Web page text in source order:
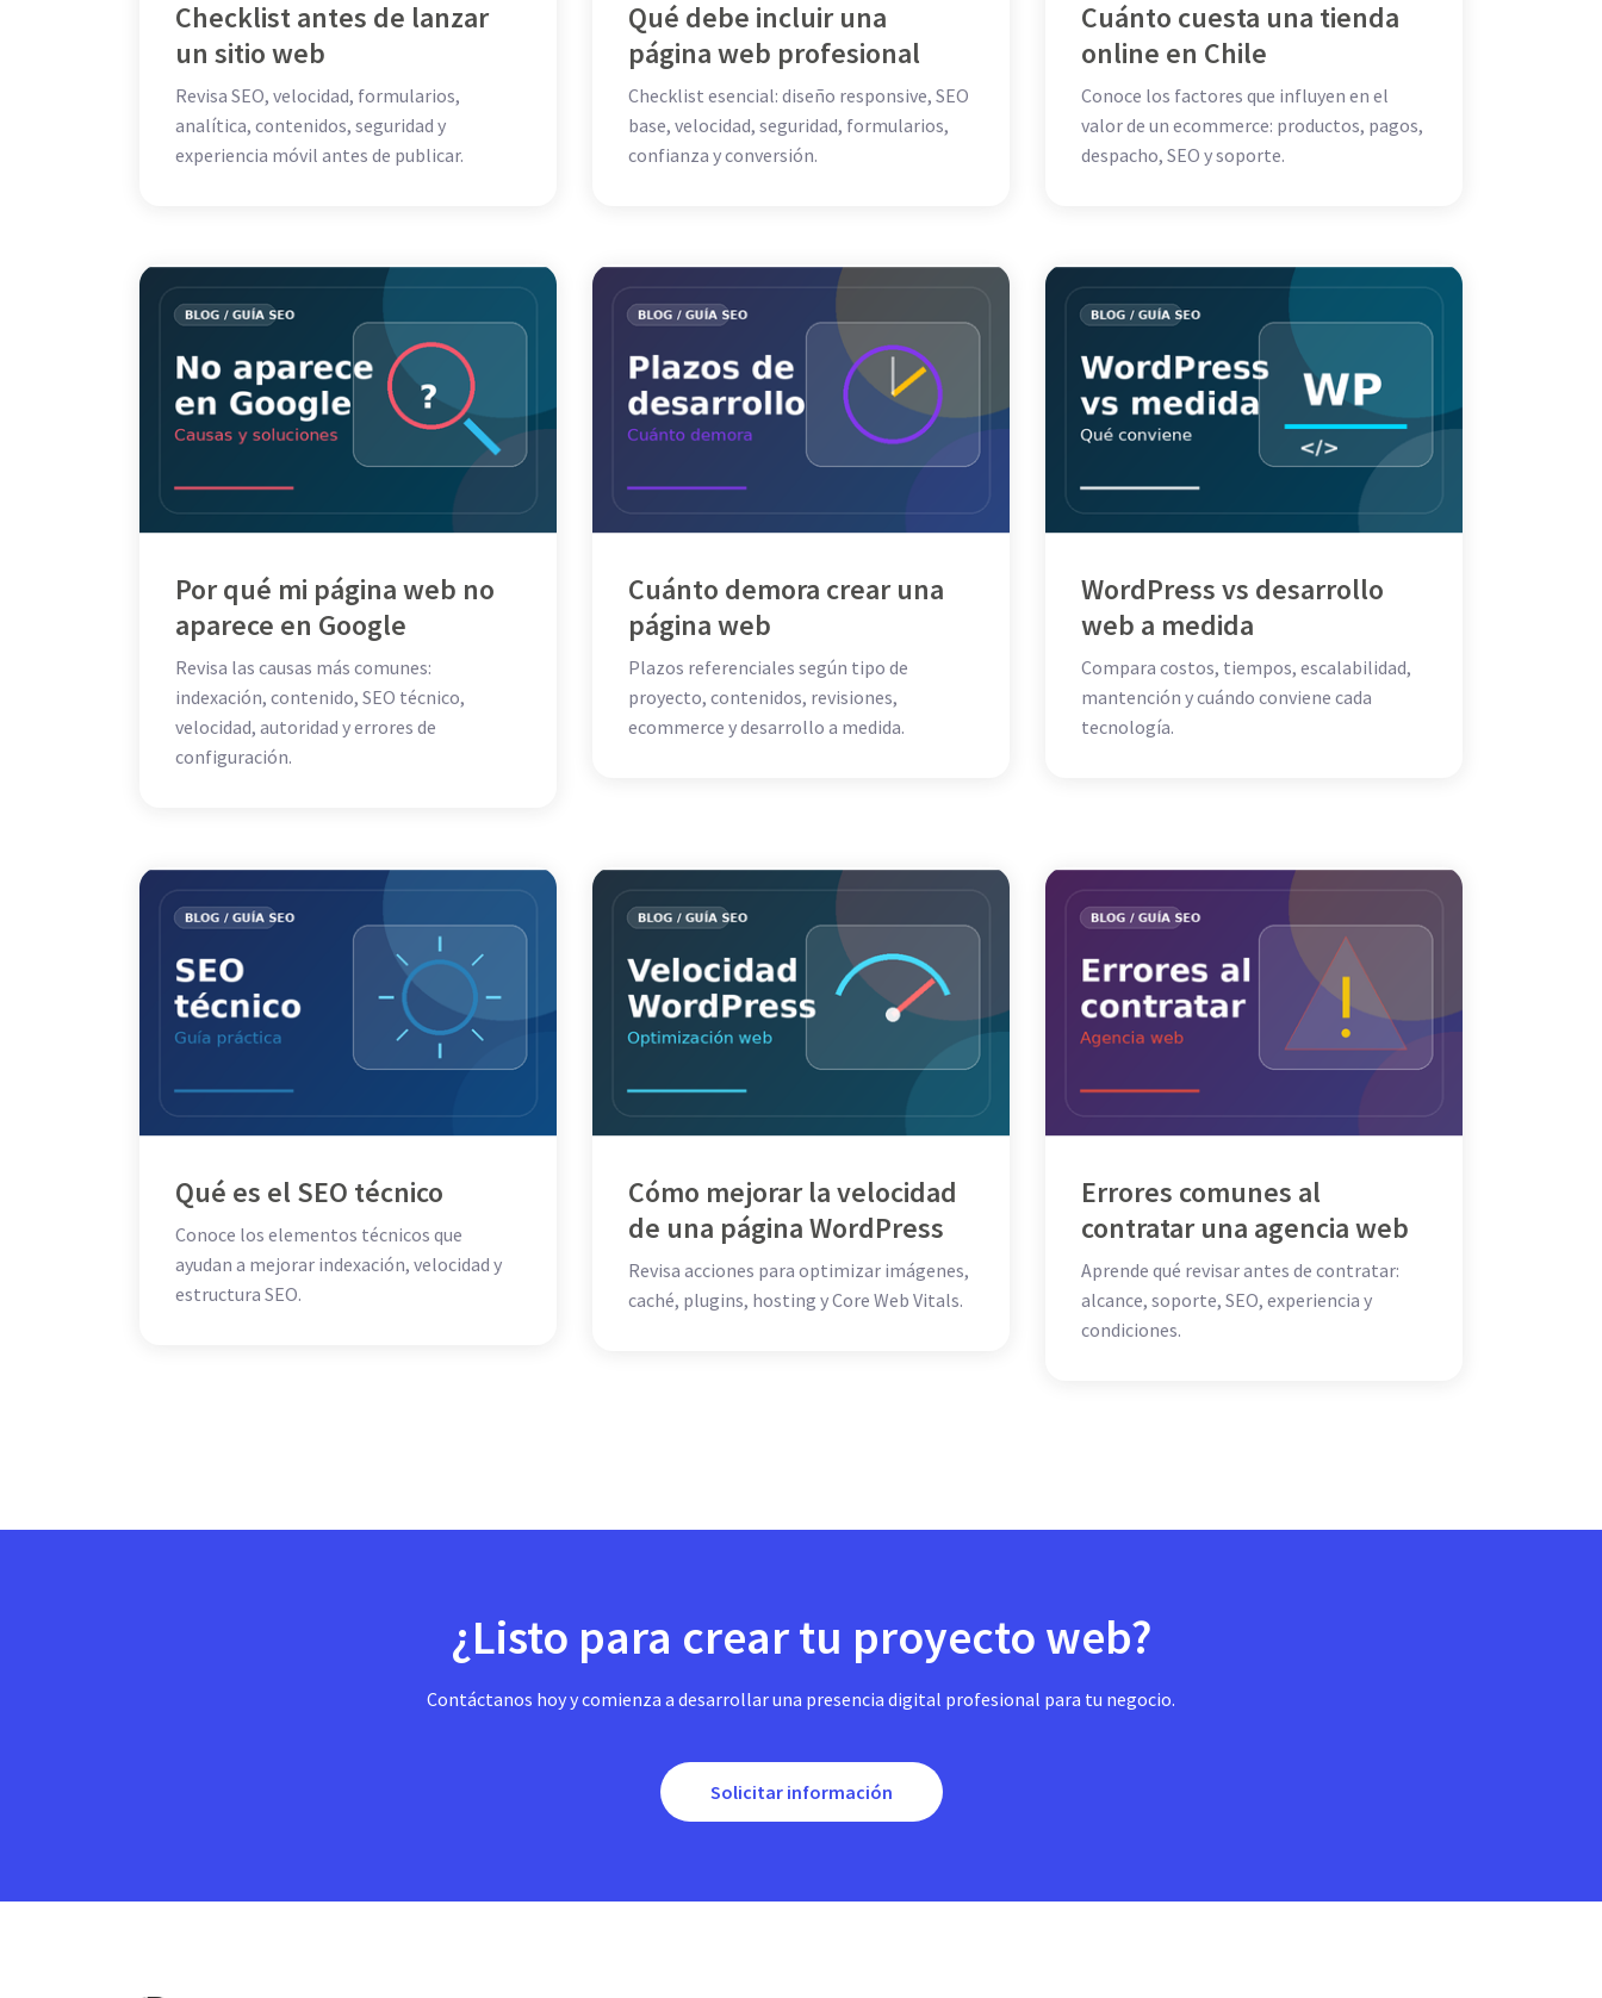
Checklist antes de lanzar
un sitio web
Revisa SEO, velocidad, formularios,
analítica, contenidos, seguridad y
experiencia móvil antes de publicar.
Qué debe incluir una
página web profesional
Checklist esencial: diseño responsive, SEO
base, velocidad, seguridad, formularios,
confianza y conversión.
Cuánto cuesta una tienda
online en Chile
Conoce los factores que influyen en el
valor de un ecommerce: productos, pagos,
despacho, SEO y soporte.
Por qué mi página web no
aparece en Google
Revisa las causas más comunes:
indexación, contenido, SEO técnico,
velocidad, autoridad y errores de
configuración.
Cuánto demora crear una
página web
Plazos referenciales según tipo de
proyecto, contenidos, revisiones,
ecommerce y desarrollo a medida.
WordPress vs desarrollo
web a medida
Compara costos, tiempos, escalabilidad,
mantención y cuándo conviene cada
tecnología.
Qué es el SEO técnico
Conoce los elementos técnicos que
ayudan a mejorar indexación, velocidad y
estructura SEO.
Cómo mejorar la velocidad
de una página WordPress
Revisa acciones para optimizar imágenes,
caché, plugins, hosting y Core Web Vitals.
Errores comunes al
contratar una agencia web
Aprende qué revisar antes de contratar:
alcance, soporte, SEO, experiencia y
condiciones.
¿Listo para crear tu proyecto web?
Contáctanos hoy y comienza a desarrollar una presencia digital profesional para tu negocio.
Solicitar información